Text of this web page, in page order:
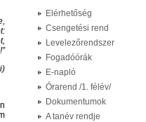
Elérhetőség
Csengetési rend
Levelezőrendszer
Fogadóórák
E-napló
Órarend /1. félév/
Dokumentumok
A tanév rendje